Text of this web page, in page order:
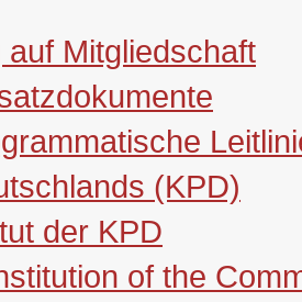
auf Mitgliedschaft
(KPD)
der KPD
of the